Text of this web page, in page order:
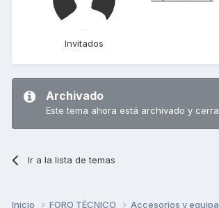
Invitados
Archivado
Este tema ahora está archivado y
Ir a la lista de temas
Inicio FORO TÉCNICO Accesorios y